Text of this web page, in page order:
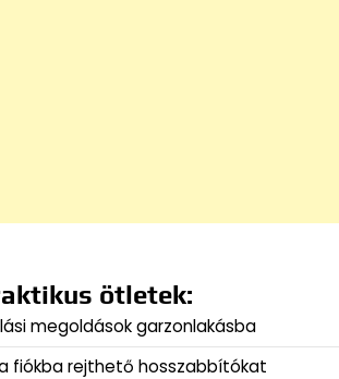
ötletek:
megoldások garzonlakásba
fiókba rejthető hosszabbítókat